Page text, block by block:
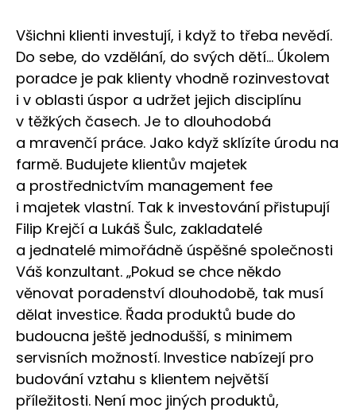
Všichni klienti investují, i když to třeba nevědí.
Do sebe, do vzdělání, do svých dětí… Úkolem
poradce je pak klienty vhodně rozinvestovat
i v oblasti úspor a udržet jejich disciplínu
v těžkých časech. Je to dlouhodobá
a mravenčí práce. Jako když sklízíte úrodu na
farmě. Budujete klientův majetek
a prostřednictvím management fee
i majetek vlastní. Tak k investování přistupují
Filip Krejčí a Lukáš Šulc, zakladatelé
a jednatelé mimořádně úspěšné společnosti
Váš konzultant. „Pokud se chce někdo
věnovat poradenství dlouhodobě, tak musí
dělat investice. Řada produktů bude do
budoucna ještě jednodušší, s minimem
servisních možností. Investice nabízejí pro
budování vztahu s klientem největší
příležitosti. Není moc jiných produktů,